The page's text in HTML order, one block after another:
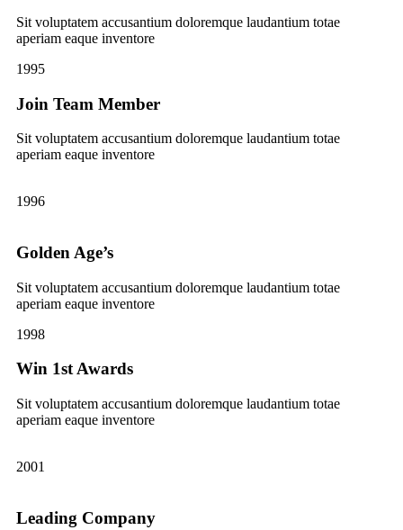
Sit voluptatem accusantium doloremque laudantium totae
aperiam eaque inventore
1995
Join Team Member
Sit voluptatem accusantium doloremque laudantium totae
aperiam eaque inventore
1996
Golden Age’s
Sit voluptatem accusantium doloremque laudantium totae
aperiam eaque inventore
1998
Win 1st Awards
Sit voluptatem accusantium doloremque laudantium totae
aperiam eaque inventore
2001
Leading Company